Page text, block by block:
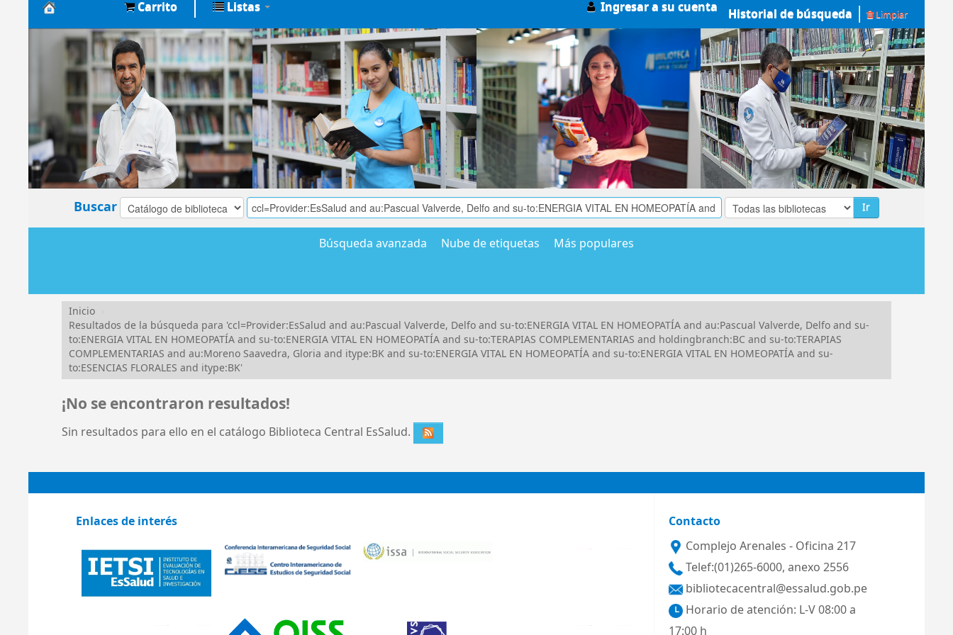
Biblioteca
Central
EsSalud
Carrito Listas Ingresar a su cuenta Historial de búsqueda Limpiar
Buscar Ir
Búsqueda avanzada Nube de etiquetas Más populares
Inicio
Resultados de la búsqueda para 'ccl=Provider:EsSalud and au:Pascual Valverde, Delfo and su-to:ENERGIA VITAL EN HOMEOPATÍA and au:Pascual Valverde, Delfo and su-
to:ENERGIA VITAL EN HOMEOPATÍA and su-to:ENERGIA VITAL EN HOMEOPATÍA and su-to:TERAPIAS COMPLEMENTARIAS and holdingbranch:BC and su-to:TERAPIAS
COMPLEMENTARIAS and au:Moreno Saavedra, Gloria and itype:BK and su-to:ENERGIA VITAL EN HOMEOPATÍA and su-to:ENERGIA VITAL EN HOMEOPATÍA and su-
to:ESENCIAS FLORALES and itype:BK'
¡No se encontraron resultados!
Sin resultados para ello en el catálogo Biblioteca Central EsSalud.
Enlaces de interés
Contacto
Complejo Arenales - Oficina 217
Telef:(01)265-6000, anexo 2556
bibliotecacentral@essalud.gob.pe
Horario de atención: L-V 08:00 a
17:00 h